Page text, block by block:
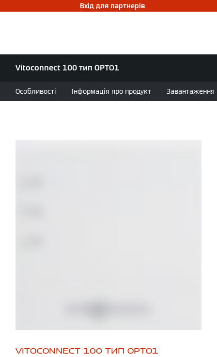
Вхід для партнерів
Vitoconnect 100 тип OPTO1
Особливості Інформація про продукт Завантаження
VITOCONNECT 100 ТИП OPTO1